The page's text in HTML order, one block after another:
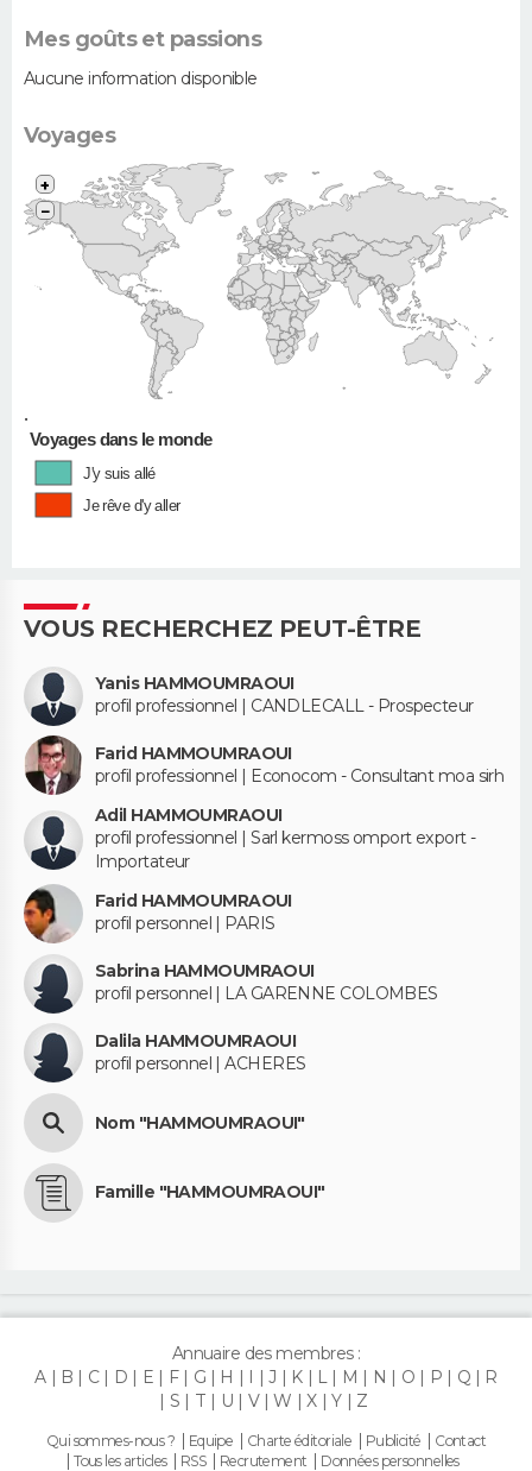
Mes goûts et passions
Aucune information disponible
Voyages
•
+
−
Voyages dans le monde
J'y suis allé
Je rêve d'y aller
VOUS RECHERCHEZ PEUT-ÊTRE
Yanis HAMMOUMRAOUI
profil professionnel | CANDLECALL - Prospecteur
Farid HAMMOUMRAOUI
profil professionnel | Econocom - Consultant moa sirh
Adil HAMMOUMRAOUI
profil professionnel | Sarl kermoss omport export -
Importateur
Farid HAMMOUMRAOUI
profil personnel | PARIS
Sabrina HAMMOUMRAOUI
profil personnel | LA GARENNE COLOMBES
Dalila HAMMOUMRAOUI
profil personnel | ACHERES
Nom "HAMMOUMRAOUI"
Famille "HAMMOUMRAOUI"
Annuaire des membres :
A
B C D E F G H I J K L M N O P Q
R
S
T U V W X Y Z
Qui sommes-nous ? Equipe Charte éditoriale Publicité
Contact
Tous les articles
RSS Recrutement Données personnelles